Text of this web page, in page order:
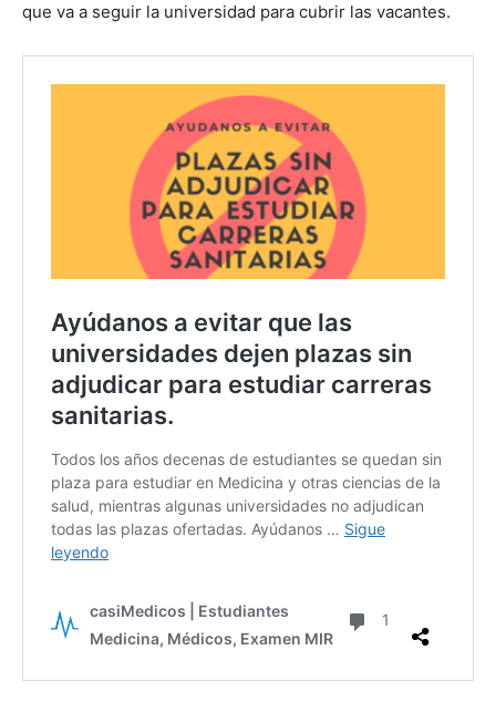
que va a seguir la universidad para cubrir las vacantes.